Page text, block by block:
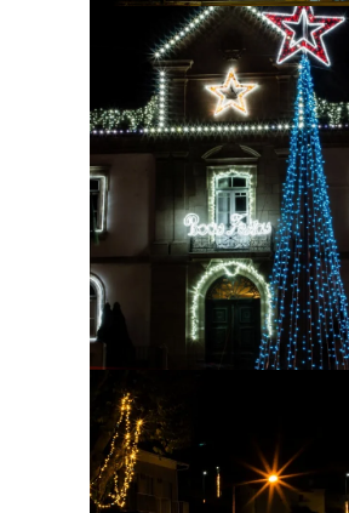
Ampliar